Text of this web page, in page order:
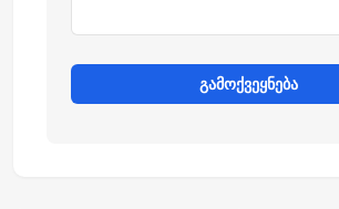
გამოქვეყნება